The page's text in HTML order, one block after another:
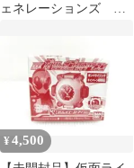
ェネレーションズ ス
¥4,500